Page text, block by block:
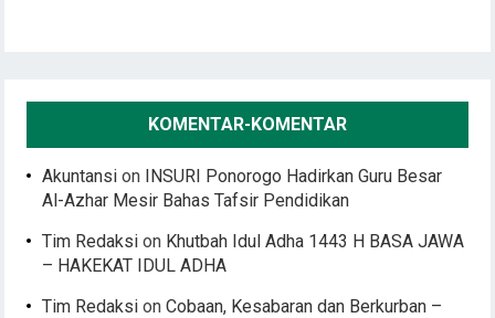
KOMENTAR-KOMENTAR
Akuntansi on INSURI Ponorogo Hadirkan Guru Besar
Al-Azhar Mesir Bahas Tafsir Pendidikan
Tim Redaksi on Khutbah Idul Adha 1443 H BASA JAWA
– HAKEKAT IDUL ADHA
Tim Redaksi onCobaan, Kesabaran dan Berkurban –